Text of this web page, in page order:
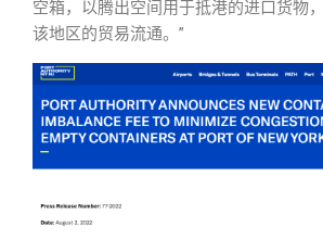
空箱，以腾出空间用于抵港的进口货物
该地区的贸易流通。”